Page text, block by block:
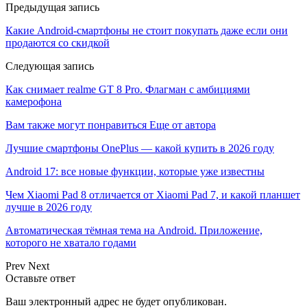
Предыдущая запись
Какие Android-смартфоны не стоит покупать даже если они
продаются со скидкой
Следующая запись
Как снимает realme GT 8 Pro. Флагман с амбициями
камерофона
Вам также могут понравиться Еще от автора
Лучшие смартфоны OnePlus — какой купить в 2026 году
Android 17: все новые функции, которые уже известны
Чем Xiaomi Pad 8 отличается от Xiaomi Pad 7, и какой планшет
лучше в 2026 году
Автоматическая тёмная тема на Android. Приложение,
которого не хватало годами
Prev Next
Оставьте ответ
Ваш электронный адрес не будет опубликован.